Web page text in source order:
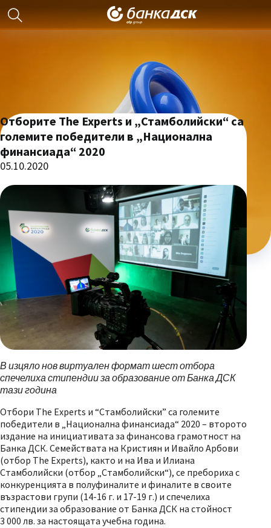
Отборите The Experts и „Стамболийски“ са
големите победители в „Национална
финансиада“ 2020
05.10.2020
В изцяло нов виртуален формат шест отбора
спечелиха стипендии за образование от Банка ДСК
тази година
Отбори The Experts и “Стамболийски” са големите
победители в „Национална финансиада“ 2020 – второто
издание на инициативата за финансова грамотност на
Банка ДСК. Семействата на Кристиян и Ивайло Арбови
(отбор The Experts), както и на Ива и Илиaна
Стамболийски (отбор „Стамболийски“), се пребориха с
конкуренцията в полуфиналите и финалите в своите
възрастови групи (14-16 г. и 17-19 г.) и спечелиха
стипендии за образование от Банка ДСК на стойност
3 000 лв. за настоящата учебна година.